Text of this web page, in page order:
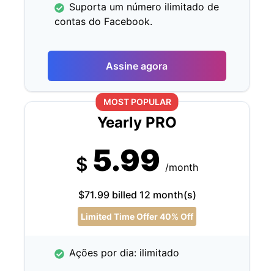
Suporta um número ilimitado de
contas do Facebook.
Assine agora
MOST POPULAR
Yearly PRO
$ 5.99 /month
$71.99 billed 12 month(s)
Limited Time Offer 40% Off
Ações por dia: ilimitado